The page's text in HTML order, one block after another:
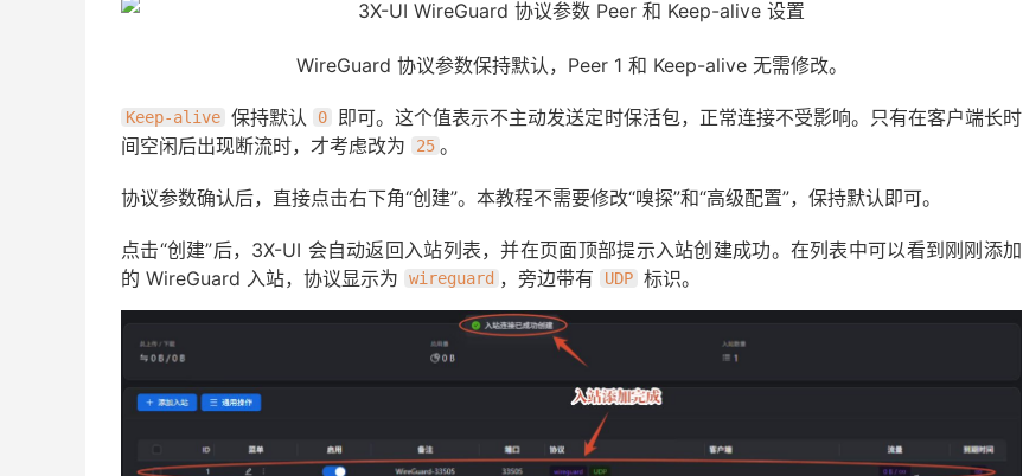
WireGuard 协议参数保持默认，Peer 1 和 Keep-alive 无需修改。
Keep-alive 保持默认 0
即可。这个值表示不主动发送定时保活包，正常连接不受影响。只有在客户端长时
间空闲后出现断流时，才考虑改为
25 。
协议参数确认后，直接点击右下角“创建”。本教程不需要修改“嗅探”和“高级配置”，保持默认即可。
点击“创建”后，3X-UI 会自动返回入站列表，并在页面顶部提示入站创建成功。在列表中可以看到刚刚添加
的 WireGuard 入站，协议显示为
wireguard ，旁边带有 UDP 标识。